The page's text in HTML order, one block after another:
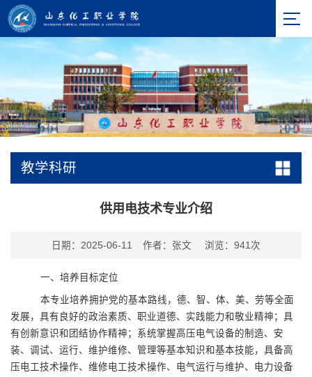
教学科研
供用电技术专业介绍
日期：2025-06-11 作者：张文 浏览： 941次
一、培养目标定位
本专业培养拥护党的基本路线，德、智、体、美、劳等全面
发展，具有良好的政治素质、职业道德、实践能力和敬业精神；具
有创新意识和团结协作精神；系统掌握高压电气设备的制造、安
装、调试、运行、维护维修、管理等基本知识和基本技能，具备高
压电工技术操作、维修电工技术操作、电气运行与维护、电力设备